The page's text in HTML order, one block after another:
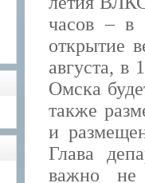
часов – в
открытие
августа, в
Омска
также
и
Глава
важно не